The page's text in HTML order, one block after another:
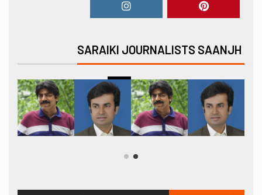
SARAIKI JOURNALISTS SAANJH